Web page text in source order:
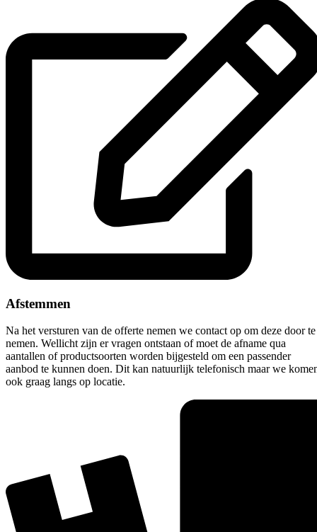
Afstemmen
Na het versturen van de offerte nemen we contact op om deze door te
nemen. Wellicht zijn er vragen ontstaan of moet de afname qua
aantallen of productsoorten worden bijgesteld om een passender
aanbod te kunnen doen. Dit kan natuurlijk telefonisch maar we
ook graag langs op locatie.